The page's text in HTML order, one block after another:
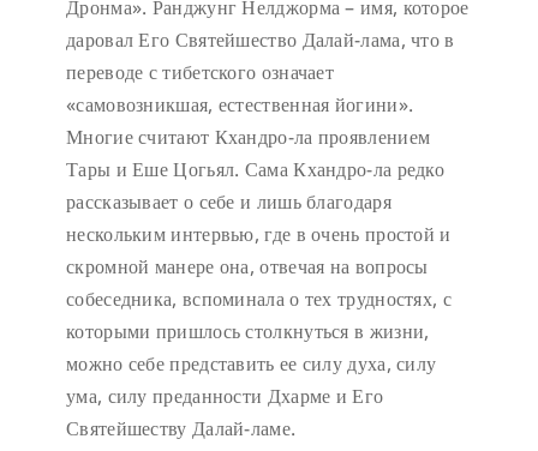
Дронма». Ранджунг Нелджорма – имя, которое
даровал Его Святейшество Далай-лама, что в
переводе с тибетского означает
«самовозникшая, естественная йогини».
Многие считают Кхандро-ла проявлением
Тары и Еше Цогьял. Сама Кхандро-ла редко
рассказывает о себе и лишь благодаря
нескольким интервью, где в очень простой и
скромной манере она, отвечая на вопросы
собеседника, вспоминала о тех трудностях, с
которыми пришлось столкнуться в жизни,
можно себе представить ее силу духа, силу
ума, силу преданности Дхарме и Его
Святейшеству Далай-ламе.